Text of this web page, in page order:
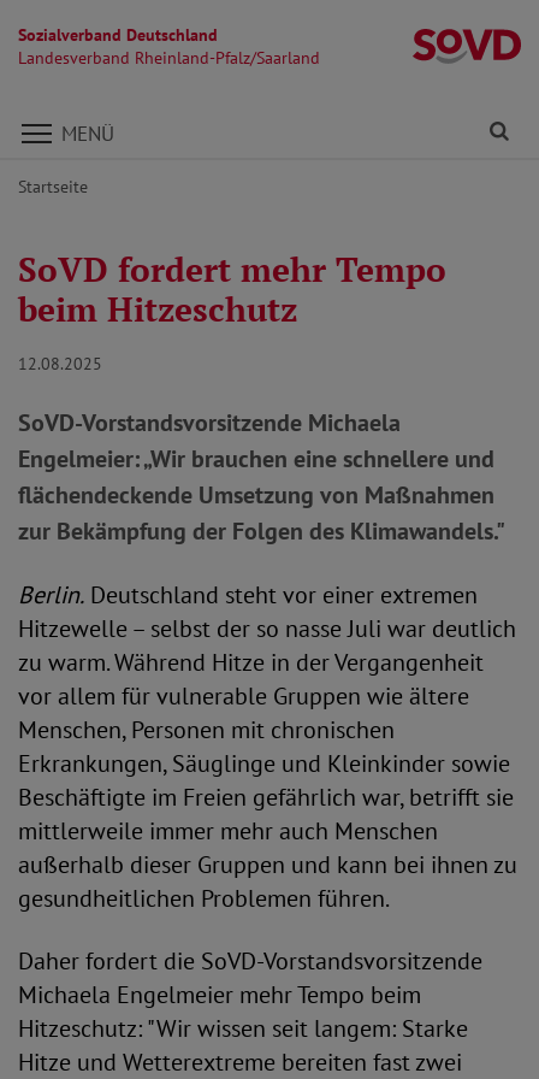
Sozialverband Deutschland
Landesverband Rheinland-Pfalz/Saarland
Direkt zu den Inhalten springen
MENÜ
Startseite
SoVD fordert mehr Tempo
beim Hitzeschutz
12.08.2025
SoVD-Vorstandsvorsitzende Michaela
Engelmeier: „Wir brauchen eine schnellere und
flächendeckende Umsetzung von Maßnahmen
zur Bekämpfung der Folgen des Klimawandels."
Berlin. Deutschland steht vor einer extremen
Hitzewelle – selbst der so nasse Juli war deutlich
zu warm. Während Hitze in der Vergangenheit
vor allem für vulnerable Gruppen wie ältere
Menschen, Personen mit chronischen
Erkrankungen, Säuglinge und Kleinkinder sowie
Beschäftigte im Freien gefährlich war, betrifft sie
mittlerweile immer mehr auch Menschen
außerhalb dieser Gruppen und kann bei ihnen zu
gesundheitlichen Problemen führen.
Daher fordert die SoVD-Vorstandsvorsitzende
Michaela Engelmeier mehr Tempo beim
Hitzeschutz: "Wir wissen seit langem: Starke
Hitze und Wetterextreme bereiten fast zwei